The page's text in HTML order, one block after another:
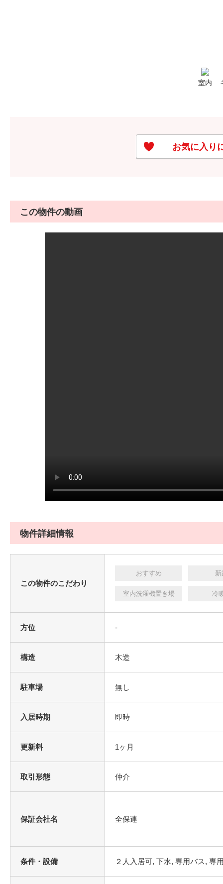
室内
お気に入り
この物件の動画
物件詳細情報
この物件のこだわり
おすすめ 新
室内洗濯機置き場 冷
方位 -
構造 木造
駐車場 無し
入居時期 即時
更新料 1ヶ月
取引形態 仲介
保証会社名 全保連
条件・設備